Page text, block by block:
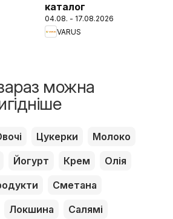
каталог
04.08. - 17.08.2026
VARUS
можна
Цукерки
Молоко
Йогурт Крем
Олія
Сметана
Локшина
Салямі